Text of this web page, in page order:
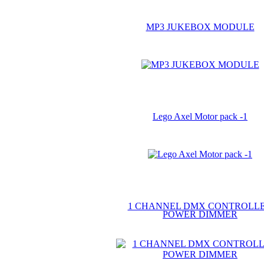
MP3 JUKEBOX MODULE
Lego Axel Motor pack -1
1 CHANNEL DMX
POWER DIMMER